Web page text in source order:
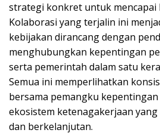
strategi konkret untuk mencapai
Kolaborasi yang terjalin ini
kebijakan dirancang dengan
menghubungkan kepentingan
serta pemerintah dalam satu
Semua ini memperlihatkan
bersama pemangku
ekosistem ketenagakerjaan
dan berkelanjutan.